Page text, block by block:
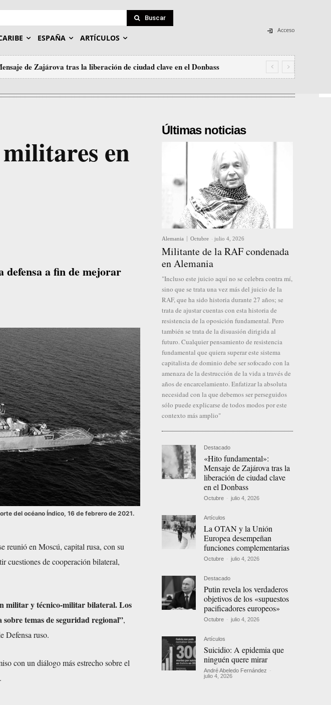
Buscar
ESPAÑA ARTÍCULOS
Acceso
de Zajárova tras la liberación de ciudad clave en el Donbass
en
defensa a fin de mejorar
del océano Índico, 16 de febrero de 2021.
reunió en Moscú, capital rusa, con su
cuestiones de cooperación bilateral,
militar y técnico-militar bilateral. Los
temas de seguridad regional”,
Defensa ruso.
con un diálogo más estrecho sobre el
Últimas noticias
Alemania Octubre - julio 4, 2026
Militante de la RAF condenada
en Alemania
"Incluso este juicio aquí no se celebra contra mí,
sino que se trata una vez más del juicio de la
RAF, que ha sido historia durante 27 años; se
trata de ajustar cuentas con esta historia de
resistencia de la oposición fundamental. Pero
también se trata de la disuasión dirigida al
futuro. Cualquier pensamiento de resistencia
fundamental que quiera superar este sistema
capitalista de dominio debe ser sofocado con la
amenaza de la destrucción de la vida a través de
años de encarcelamiento. Enfatizar la absoluta
necesidad con la que debemos ser perseguidos
sólo puede explicarse de todos modos por este
contexto más amplio"
Destacado
«Hito fundamental»:
Mensaje de Zajárova tras la
liberación de ciudad clave
en el Donbass
Octubre - julio 4, 2026
Artículos
La OTAN y la Unión
Europea desempeñan
funciones complementarias
Octubre - julio 4, 2026
Destacado
Putin revela los verdaderos
objetivos de los «supuestos
pacificadores europeos»
Octubre - julio 4, 2026
Artículos
Suicidio: A epidemia que
ninguén quere mirar
André Abeledo Fernández -
julio 4, 2026